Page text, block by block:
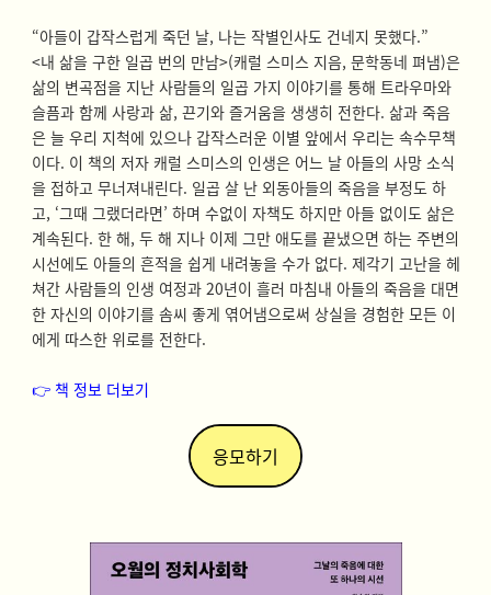
“아들이 갑작스럽게 죽던 날, 나는 작별인사도 건네지 못했다.”
<내 삶을 구한 일곱 번의 만남>(캐럴 스미스 지음, 문학동네 펴냄)은
삶의 변곡점을 지난 사람들의 일곱 가지 이야기를 통해 트라우마와
슬픔과 함께 사랑과 삶, 끈기와 즐거움을 생생히 전한다. 삶과 죽음
은 늘 우리 지척에 있으나 갑작스러운 이별 앞에서 우리는 속수무책
이다. 이 책의 저자 캐럴 스미스의 인생은 어느 날 아들의 사망 소식
을 접하고 무너져내린다. 일곱 살 난 외동아들의 죽음을 부정도 하
고, ‘그때 그랬더라면’ 하며 수없이 자책도 하지만 아들 없이도 삶은
계속된다. 한 해, 두 해 지나 이제 그만 애도를 끝냈으면 하는 주변의
시선에도 아들의 흔적을 쉽게 내려놓을 수가 없다. 제각기 고난을 헤
쳐간 사람들의 인생 여정과 20년이 흘러 마침내 아들의 죽음을 대면
한 자신의 이야기를 솜씨 좋게 엮어냄으로써 상실을 경험한 모든 이
에게 따스한 위로를 전한다.
👉 책 정보 더보기
응모하기